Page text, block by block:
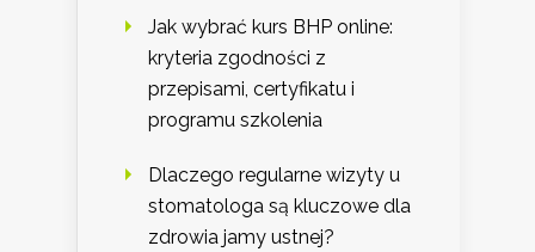
Jak wybrać kurs BHP online:
kryteria zgodności z
przepisami, certyfikatu i
programu szkolenia
Dlaczego regularne wizyty u
stomatologa są kluczowe dla
zdrowia jamy ustnej?